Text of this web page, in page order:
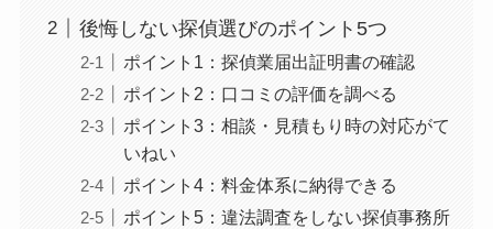
後悔しない探偵選びのポイント5つ
ポイント1：探偵業届出証明書の確認
ポイント2：口コミの評価を調べる
ポイント3：相談・見積もり時の対応がて
いねい
ポイント4：料金体系に納得できる
ポイント5：違法調査をしない探偵事務所